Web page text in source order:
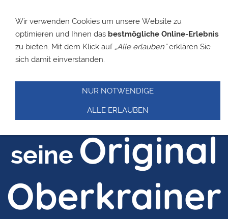
Slavko
Avsenik
seine Original
Oberkrainer
Wir verwenden Cookies um unsere Website zu
optimieren und Ihnen das bestmögliche Online-Erlebnis
zu bieten. Mit dem Klick auf „Alle erlauben“erklären Sie
sich damit einverstanden.
NUR NOTWENDIGE
ALLE ERLAUBEN